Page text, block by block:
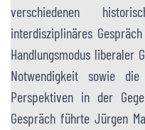
verschiedenen
interdisziplinäres
Handlungsmodus liberaler
Notwendigkeit sowie
Perspektiven in der
Gespräch führte Jürgen